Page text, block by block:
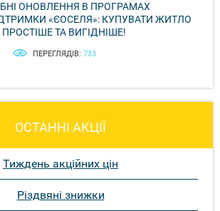
ОНОВЛЕННЯ В ПРОГРАМАХ
«ЄОСЕЛЯ»: КУПУВАТИ ЖИТЛО
ТА ВИГІДНІШЕ!
ПЕРЕГЛЯДІВ: 733
ОСТАННІ АКЦІЇ
Тиждень акційних цін
Різдвяні знижки